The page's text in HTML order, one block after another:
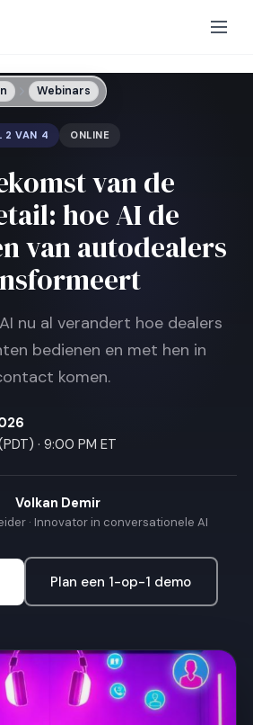
Webinars
2 VAN 4 ONLINE
van de
hoe AI de
van autodealers
nu al verandert hoe dealers
bedienen en met hen in
komen.
· 9:00 PM ET
Volkan Demir
· Innovator in conversationele AI
Plan een 1-op-1 demo